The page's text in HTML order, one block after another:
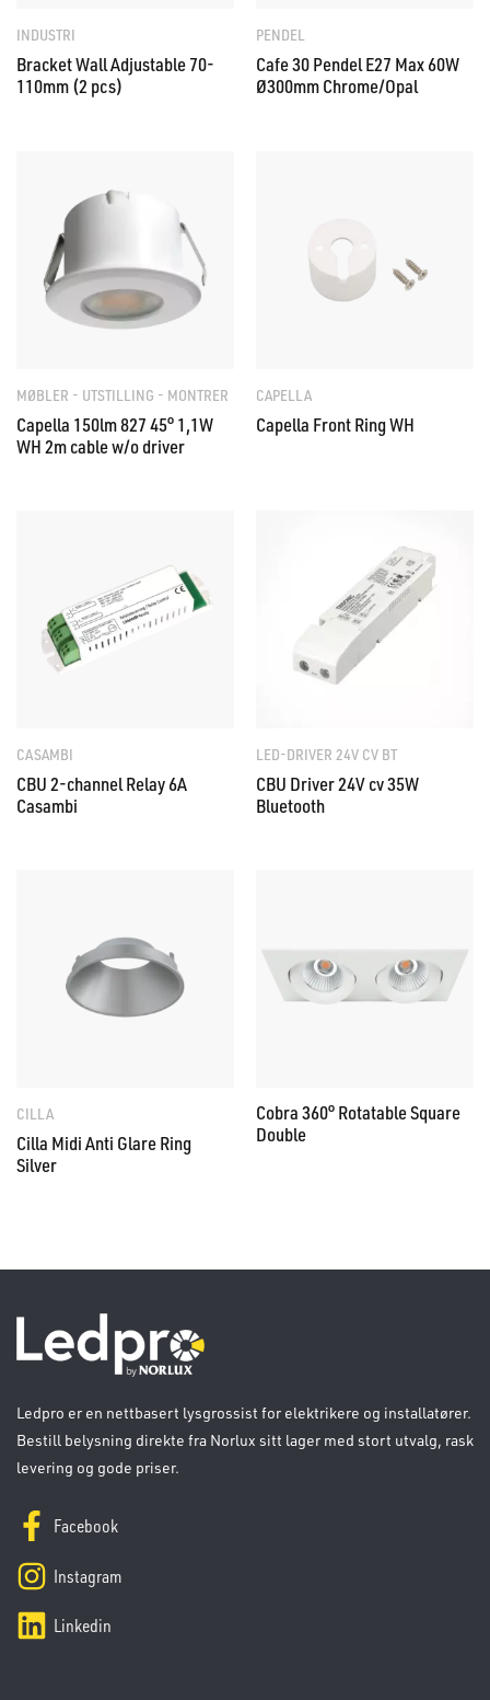
INDUSTRI
Bracket Wall Adjustable 70-
110mm (2 pcs)
PENDEL
Cafe 30 Pendel E27 Max 60W
Ø300mm Chrome/Opal
MØBLER - UTSTILLING - MONTRER
Capella 150lm 827 45° 1,1W
WH 2m cable w/o driver
CAPELLA
Capella Front Ring WH
CASAMBI
CBU 2-channel Relay 6A
Casambi
LED-DRIVER 24V CV BT
CBU Driver 24V cv 35W
Bluetooth
CILLA
Cilla Midi Anti Glare Ring
Silver
Cobra 360° Rotatable Square
Double
Ledpro er en nettbasert lysgrossist for elektrikere og installatører.
Bestill belysning direkte fra Norlux sitt lager med stort utvalg, rask
levering og gode priser.
Facebook
Instagram
Linkedin